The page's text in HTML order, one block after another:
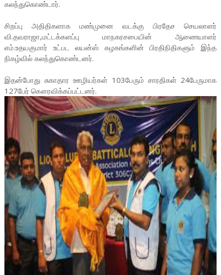
கலந்துகொண்டார்.
சிறப்பு அதிதிகளாக மண்முனை வடக்கு பிரதேச செயலாளர்
வி.தவராஜா,மட்டக்களப்பு மாநகரசபையின் ஆணையாளர்
எம்.உதயகுமார் உட்பட லயன்ஸ் கழகங்களின் பிரதிநிதிகளும் இந்த
நிகழ்வில் கலந்துகொண்டனர்.
இதன்போது சுகாதார ஊழியர்கள் 103பேரும் சாரதிகள் 24பேருமாக
127பேர் கௌரவிக்கப்பட்டனர்.